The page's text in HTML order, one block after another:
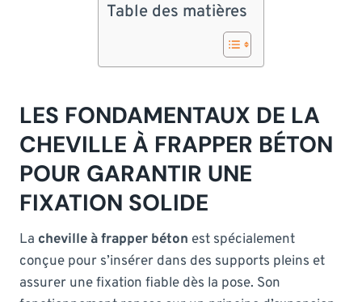
Table des matières
LES FONDAMENTAUX DE LA
CHEVILLE À FRAPPER BÉTON
POUR GARANTIR UNE
FIXATION SOLIDE
La cheville à frapper béton est spécialement
conçue pour s’insérer dans des supports pleins et
assurer une fixation fiable dès la pose. Son